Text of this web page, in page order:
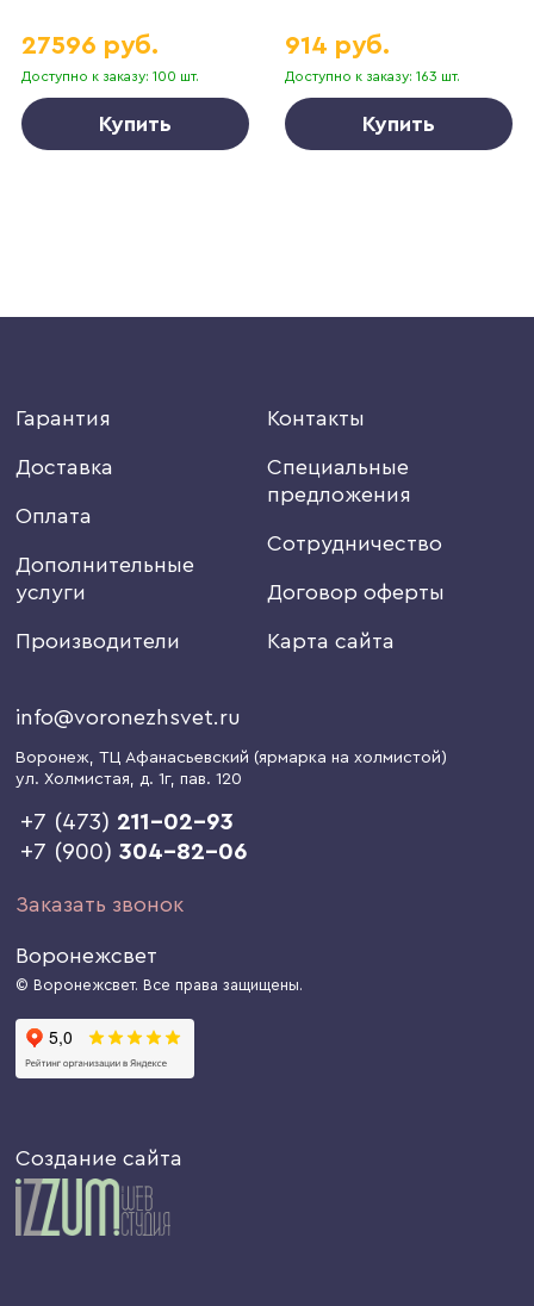
Доступно к заказу: 100 шт.
27596 руб.
Купить
Доступно к заказу: 163 шт.
914 руб.
Купить
Гарантия
Доставка
Оплата
Дополнительные
услуги
Производители
Контакты
Специальные
предложения
Сотрудничество
Договор оферты
Карта сайта
info@voronezhsvet.ru
Воронеж, ТЦ Афанасьевский (ярмарка на холмистой)
ул. Холмистая, д. 1г, пав. 120
+7 (473) 211-02-93
+7 (900)304-82-06
Заказать звонок
Воронежсвет
© Воронежсвет. Все права защищены.
Создание сайта